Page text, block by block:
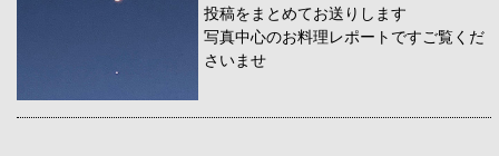
投稿をまとめてお送りします
写真中心のお料理レポートですご覧くだ
さいませ